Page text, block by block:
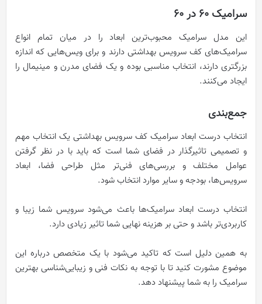
سرامیک ۶۰ در ۶۰
این مدل سرامیک محبوب‌ترین ابعاد را در میان تمام انواع
سرامیک‌های کف سرویس بهداشتی دارند و برای ویس‌هایی که اندازه
بزرگتری دارند، انتخاب مناسبی بوده و یک فضای مدرن و مینیمال را
ایجاد می‌کنند.
جمع‌بندی
انتخاب درست ابعاد سرامیک کف سرویس بهداشتی یک انتخاب مهم
و تصمیمی تاثیرگذار در فضای شما است که باید با در نظر گرفتن
عوامل مختلف و بررسی‌های فنی‌تر مثل طراحی فضا، ابعاد
سرویس‌ها، بودجه و سایر موارد انتخاب شود.
انتخاب درست ابعاد سرامیک‌ها باعث می‌شود سرویس شما زیبا و
کاربردی‌تر باشد و حتی بر هزینه نهایی شما تاثیر زیادی دارد.
به همین دلیل است که تاکید می‌شود با یک متخصص درباره این
موضوع مشورت کنید تا با توجه به نکات فنی و زیبایی‌شناسی بهترین
سرامیک را به شما پیشنهاد دهد.